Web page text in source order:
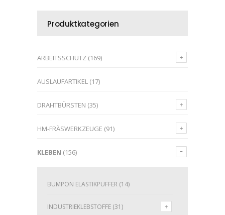
Produktkategorien
ARBEITSSCHUTZ (169)
AUSLAUFARTIKEL (17)
DRAHTBÜRSTEN (35)
HM-FRÄSWERKZEUGE (91)
KLEBEN (156)
BUMPON ELASTIKPUFFER (14)
INDUSTRIEKLEBSTOFFE (31)